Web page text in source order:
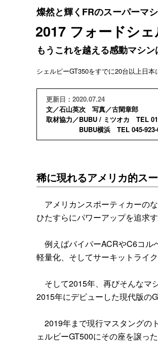
燦然と輝くFRのスーパーマ
2017 フォードシ
もうこれを越える感動マシ
シェルビーGT350をすでに20台以上日
更新日：2020.07.24
文／石山英次 写真／古閑章郎
取材協力／BUBU / ミツオカ TEL
BUBU横浜 TEL 045-
稀に現れるアメリカ的ス
アメリカンスポーティカーの
ひたすらにパワーアップを追求
例えばバイパーACRやC6コル
軽量化、そしてサーキットライ
そして2015年、再びそんなマ
2015年にデビューした現代版の
2019年まで現行マスタングの
ェルビーGT500にその座を譲っ